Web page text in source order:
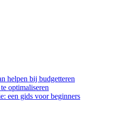
helpen bij budgetteren
optimaliseren
een gids voor beginners